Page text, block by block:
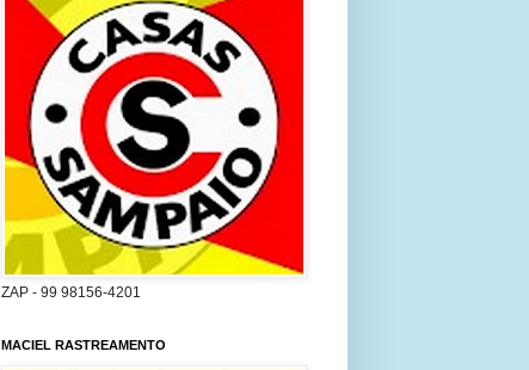
ZAP - 99 98156-4201
MACIEL RASTREAMENTO